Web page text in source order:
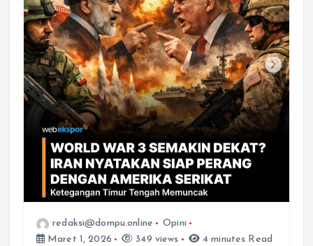
redaksi@dompu.online
Opini
Maret 1, 2026
349 views 4 minutes Read